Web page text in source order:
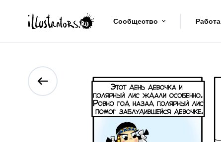
Сообщество Работа